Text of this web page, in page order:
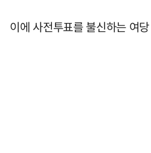
이에 사전투표를 불신하는 여